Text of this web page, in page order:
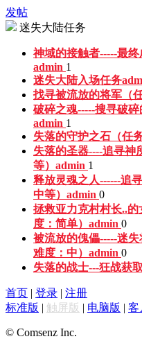
发帖
迷失大陆任务
神域的接触者-----最终
admin 1
迷失大陆入场任务
找寻被流放的将军（
破碎之魂-----搜寻破碎
admin 1
失落的守护之石（任
失落的圣器----追寻神
等） admin 1
释放灵魂之人------追
中等） admin 0
拯救亚力克村村长..
度：简单） admin 0
被流放的傀儡-----迷
难度：中） admin 0
失落的战士---狂战获
首页 | 登录 | 注册
标准版 | 触屏版 | 电脑版 | 客
© Comsenz Inc.